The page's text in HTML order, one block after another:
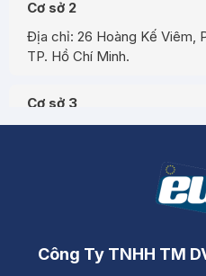
Cơ sở 2
Địa chỉ: 26 Hoàng Kế Viêm,
TP. Hồ Chí Minh.
Cơ sở 3
Công Ty TNHH TM